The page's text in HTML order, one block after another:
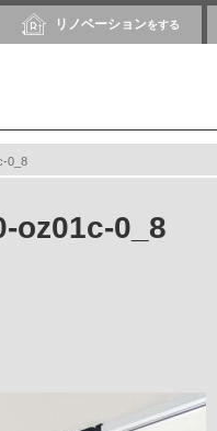
リノベーションをする
0_8
oz01c-0_8